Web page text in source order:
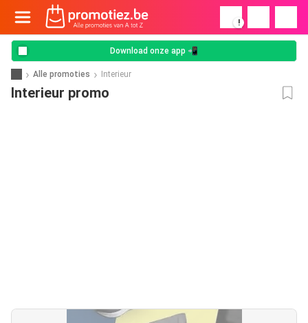
!
Download onze app 📲
Alle promoties Interieur
Interieur promo